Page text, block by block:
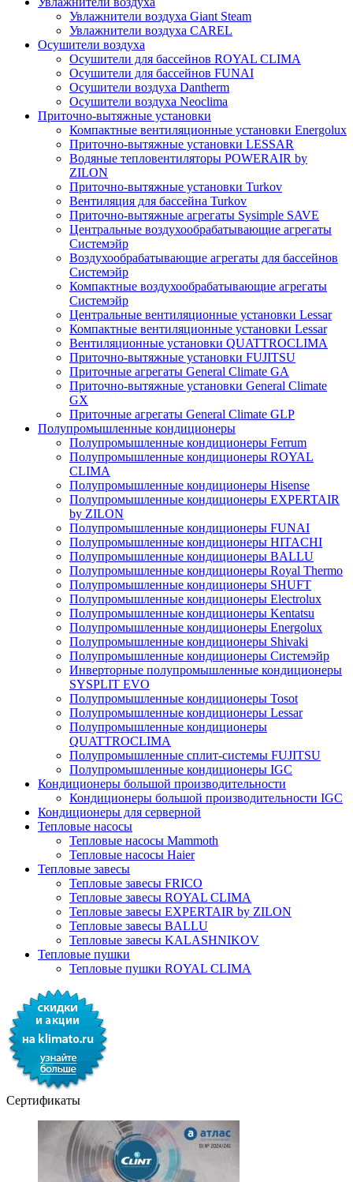
Увлажнители воздуха Giant Steam
Увлажнители воздуха CAREL
Осушители воздуха
Осушители для бассейнов ROYAL CLIMA
Осушители для бассейнов FUNAI
Осушители воздуха Dantherm
Осушители воздуха Neoclima
Приточно-вытяжные установки
Компактные вентиляционные установки Energolux
Приточно-вытяжные установки LESSAR
Водяные тепловентиляторы POWERAIR by
ZILON
Приточно-вытяжные установки Turkov
Вентиляция для бассейна Turkov
Приточно-вытяжные агрегаты Sysimple SAVE
Центральные воздухообрабатывающие агрегаты
Системэйр
Воздухообрабатывающие агрегаты для бассейнов
Системэйр
Компактные воздухообрабатывающие агрегаты
Системэйр
Центральные вентиляционные установки Lessar
Компактные вентиляционные установки Lessar
Вентиляционные установки QUATTROCLIMA
Приточно-вытяжные установки FUJITSU
Приточные агрегаты General Climate GA
Приточно-вытяжные установки General Climate
GX
Приточные агрегаты General Climate GLP
Полупромышленные кондиционеры
Полупромышленные кондиционеры Ferrum
Полупромышленные кондиционеры ROYAL
CLIMA
Полупромышленные кондиционеры Hisense
Полупромышленные кондиционеры EXPERTAIR
by ZILON
Полупромышленные кондиционеры FUNAI
Полупромышленные кондиционеры HITACHI
Полупромышленные кондиционеры BALLU
Полупромышленные кондиционеры Royal Thermo
Полупромышленные кондиционеры SHUFT
Полупромышленные кондиционеры Electrolux
Полупромышленные кондиционеры Kentatsu
Полупромышленные кондиционеры Energolux
Полупромышленные кондиционеры Shivaki
Полупромышленные кондиционеры Системэйр
Инверторные полупромышленные кондиционеры
SYSPLIT EVO
Полупромышленные кондиционеры Tosot
Полупромышленные кондиционеры Lessar
Полупромышленные кондиционеры
QUATTROCLIMA
Полупромышленные сплит-системы FUJITSU
Полупромышленные кондиционеры IGC
Кондиционеры большой производительности
Кондиционеры большой производительности IGC
Кондиционеры для серверной
Тепловые насосы
Тепловые насосы Mammoth
Тепловые насосы Haier
Тепловые завесы
Тепловые завесы FRICO
Тепловые завесы ROYAL CLIMA
Тепловые завесы EXPERTAIR by ZILON
Тепловые завесы BALLU
Тепловые завесы KALASHNIKOV
Тепловые пушки
Тепловые пушки ROYAL CLIMA
Сертификаты